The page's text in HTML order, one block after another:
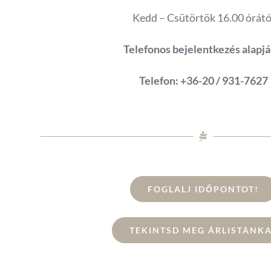
Kedd – Csütörtök 16.00
Telefonos bejelentkezés
Telefon: +36-20 / 931-7627
FOGLALJ IDŐPONTOT!
TEKINTSD MEG